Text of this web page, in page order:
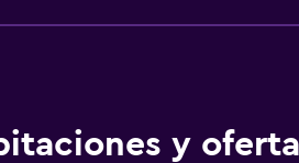
y